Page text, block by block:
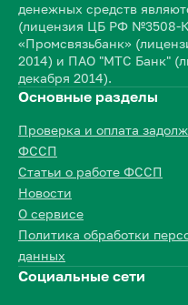
денежных средств
(лицензия ЦБ РФ №3508-
«Промсвязьбанк»
2014) и ПАО "МТС Банк"
декабря 2014).
Основные разделы
Проверка и оплата
ФССП
Статьи о работе ФССП
Новости
О сервисе
Политика обработки
данных
Социальные сети